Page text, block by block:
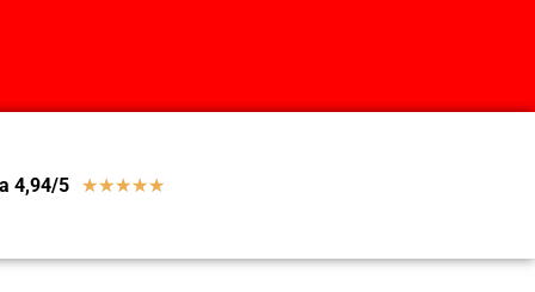
4,94/5 ★★★★★